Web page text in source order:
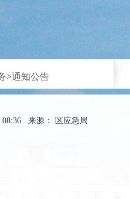
>通知公告
08:36 来源： 区应急局